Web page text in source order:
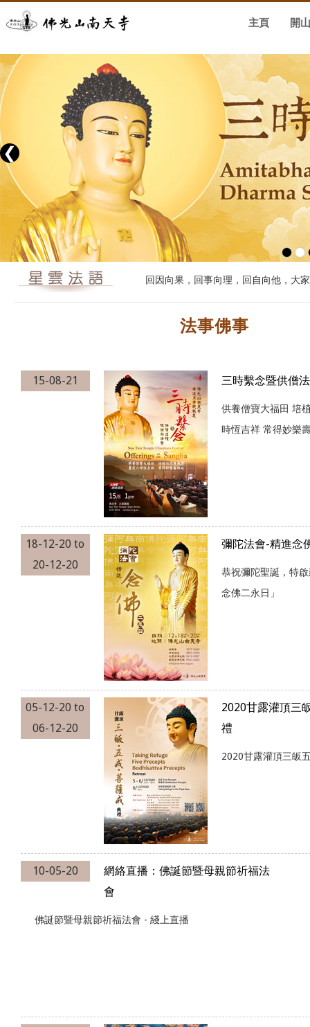
主頁 開
❮
回因向果，回事向理，回自向他，大
法事佛事
15-08-21 三時繫念暨供僧
供養僧寶大福田 培
時恆吉祥 常得妙樂
18-12-20 to
20-12-20
彌陀法會-精進念
恭祝彌陀聖誕，特
念佛二永日」
05-12-20 to
06-12-20
2020甘露灌頂三
禮
2020甘露灌頂三皈
10-05-20
網絡直播：佛誕節暨母親節祈福法
會
佛誕節暨母親節祈福法會 - 綫上直播